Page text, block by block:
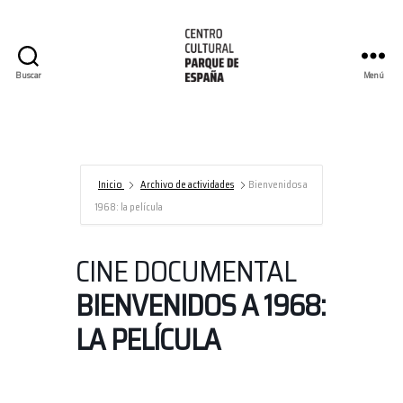
Buscar
España/AECID
Menú
Inicio Archivo de actividades
Bienvenidos a
1968: la película
CINE DOCUMENTAL
BIENVENIDOS A 1968:
LA PELÍCULA